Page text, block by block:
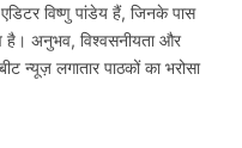
विष्णु पांडेय हैं, जिनके पास
है। अनुभव, विश्वसनीयता और
न्यूज़ लगातार पाठकों का भरोसा